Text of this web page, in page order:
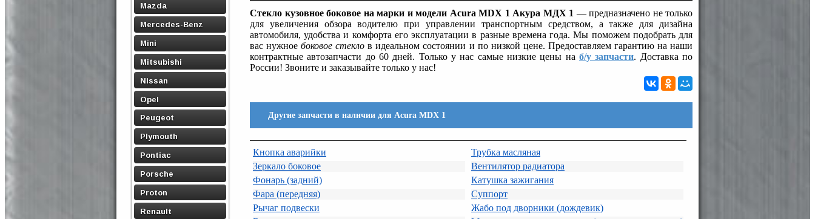
Mazda
Mercedes-Benz
Mini
Mitsubishi
Nissan
Opel
Peugeot
Plymouth
Pontiac
Porsche
Proton
Renault
Стекло кузовное боковое на марки и модели Acura MDX 1 Акура МДХ 1 — предназначено не только
для увеличения обзора водителю при управлении транспортным средством, а также для дизайна
автомобиля, удобства и комфорта его эксплуатации в разные времена года. Мы поможем подобрать для
вас нужноебоковое стекло в идеальном состоянии и по низкой цене. Предоставляем гарантию на наши
контрактные автозапчасти до 60 дней. Только у нас самые низкие цены на б/у запчасти. Доставка по
России! Звоните и заказывайте только у нас!
Другие запчасти в наличии для Acura MDX 1
Кнопка аварийки
Зеркало боковое
Фонарь (задний)
Фара (передняя)
Рычаг подвески
Трубка масляная
Вентилятор радиатора
Катушка зажигания
Суппорт
Жабо под дворники (дождевик)